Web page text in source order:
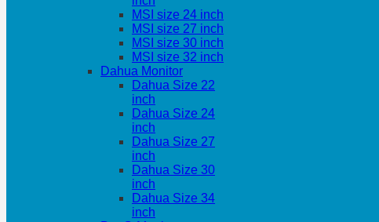
MSI size 24 inch
MSI size 27 inch
MSI size 30 inch
MSI size 32 inch
Dahua Monitor
Dahua Size 22
inch
Dahua Size 24
inch
Dahua Size 27
inch
Dahua Size 30
inch
Dahua Size 34
inch